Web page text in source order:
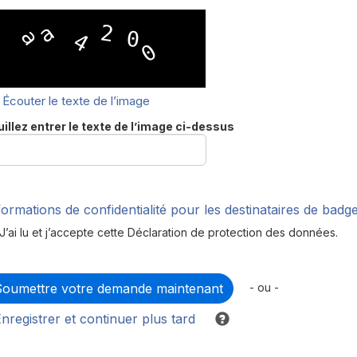
Écouter le texte de l’image
entrer le texte de l’image ci-dessus
de confidentialité pour les destinataires de
J’ai lu et j’accepte cette Déclaration de protection des données.
- ou -
et continuer plus tard